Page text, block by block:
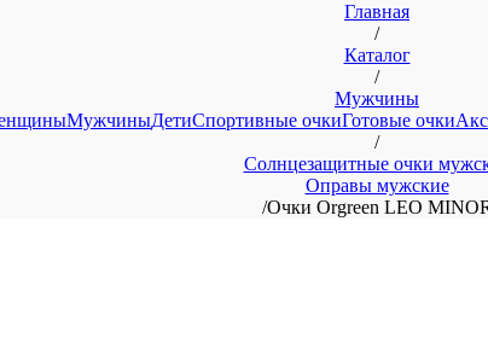
Главная
/
Каталог
/
Мужчины
МужчиныДетиСпортивные очкиГотовые очки
/
Солнцезащитные очки
Оправы мужские
/Очки Orgreen LEO